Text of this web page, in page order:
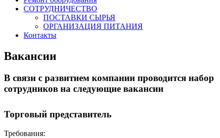
СОТРУДНИЧЕСТВО
ПОСТАВКИ СЫРЬЯ
ОРГАНИЗАЦИЯ ПИТАНИЯ
Контакты
Вакансии
В связи с развитием компании проводится набор
сотрудников на следующие вакансии
Торговый представитель
Требования: